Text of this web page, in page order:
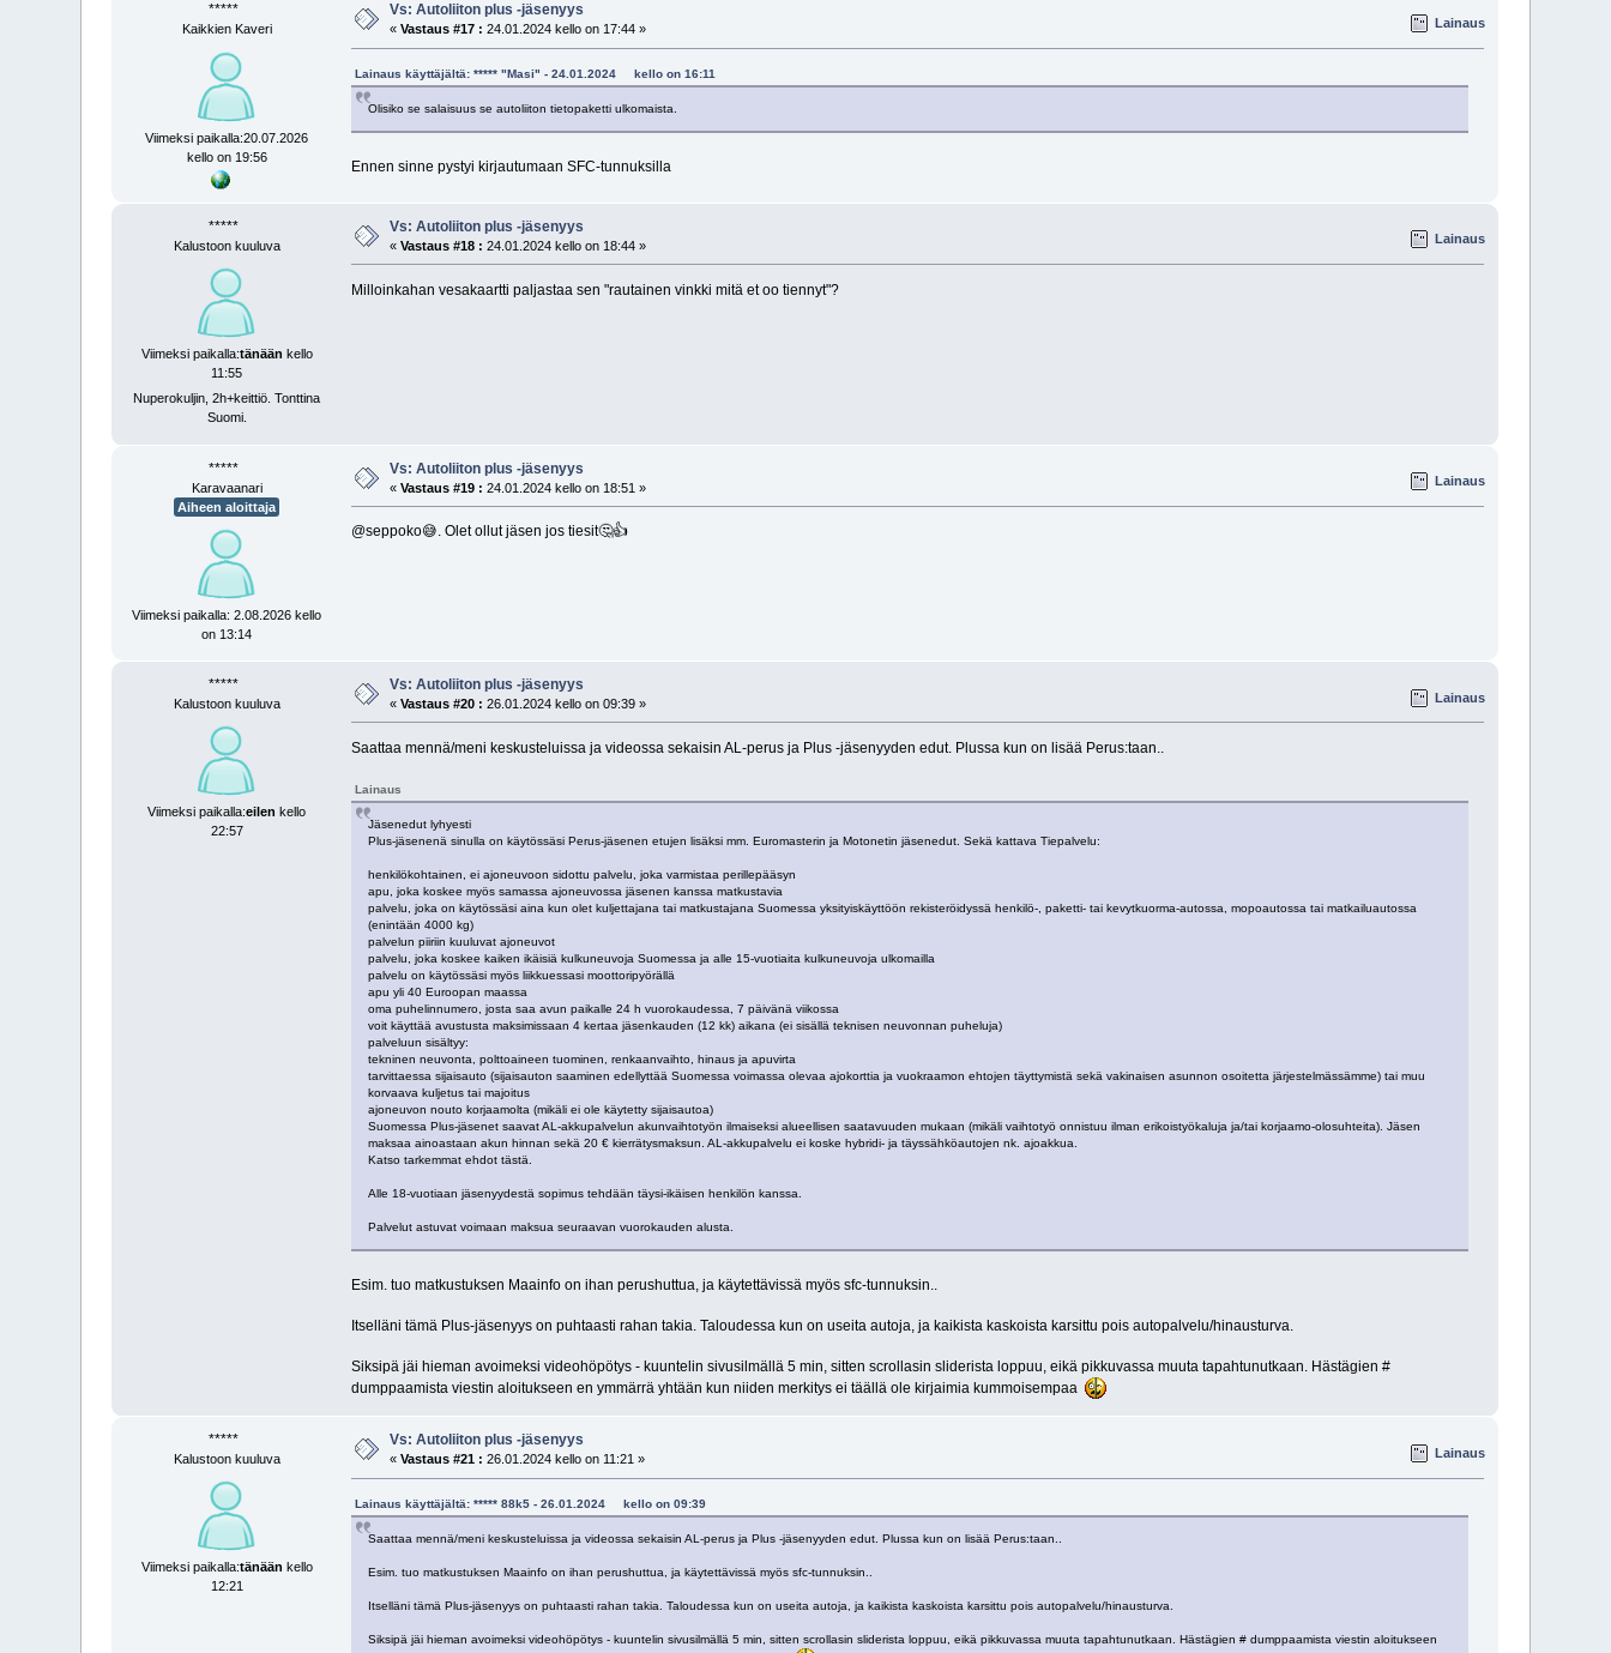
*****
Kaikkien Kaveri
Viimeksi paikalla:20.07.2026
kello on 19:56
Vs: Autoliiton plus -jäsenyys
«Vastaus #17 : 24.01.2024 kello on 17:44 » Lainaus
Lainaus käyttäjältä: ***** "Masi" - 24.01.2024 kello on 16:11
Olisiko se salaisuus se autoliiton tietopaketti ulkomaista.
Ennen sinne pystyi kirjautumaan SFC-tunnuksilla
*****
Kalustoon kuuluva
Viimeksi paikalla:tänään kello
11:55
Nuperokuljin, 2h+keittiö. Tonttina
Suomi.
Vs: Autoliiton plus -jäsenyys
«Vastaus #18 : 24.01.2024 kello on 18:44 » Lainaus
Milloinkahan vesakaartti paljastaa sen "rautainen vinkki mitä et oo tiennyt"?
*****
Karavaanari
Aiheen aloittaja
Viimeksi paikalla: 2.08.2026 kello
on 13:14
Vs: Autoliiton plus -jäsenyys
«Vastaus #19 : 24.01.2024 kello on 18:51 » Lainaus
@seppoko😅. Olet ollut jäsen jos tiesit🤔👍
*****
Kalustoon kuuluva
Viimeksi paikalla:eilen kello
22:57
Vs: Autoliiton plus -jäsenyys
«Vastaus #20 : 26.01.2024 kello on 09:39 » Lainaus
Saattaa mennä/meni keskusteluissa ja videossa sekaisin AL-perus ja Plus -jäsenyyden edut. Plussa kun on lisää Perus:taan..
Lainaus
Jäsenedut lyhyesti
Plus-jäsenenä sinulla on käytössäsi Perus-jäsenen etujen lisäksi mm. Euromasterin ja Motonetin jäsenedut. Sekä kattava Tiepalvelu:
henkilökohtainen, ei ajoneuvoon sidottu palvelu, joka varmistaa perillepääsyn
apu, joka koskee myös samassa ajoneuvossa jäsenen kanssa matkustavia
palvelu, joka on käytössäsi aina kun olet kuljettajana tai matkustajana Suomessa yksityiskäyttöön rekisteröidyssä henkilö-, paketti- tai kevytkuorma-autossa, mopoautossa tai matkailuautossa
(enintään 4000 kg)
palvelun piiriin kuuluvat ajoneuvot
palvelu, joka koskee kaiken ikäisiä kulkuneuvoja Suomessa ja alle 15-vuotiaita kulkuneuvoja ulkomailla
palvelu on käytössäsi myös liikkuessasi moottoripyörällä
apu yli 40 Euroopan maassa
oma puhelinnumero, josta saa avun paikalle 24 h vuorokaudessa, 7 päivänä viikossa
voit käyttää avustusta maksimissaan 4 kertaa jäsenkauden (12 kk) aikana (ei sisällä teknisen neuvonnan puheluja)
palveluun sisältyy:
tekninen neuvonta, polttoaineen tuominen, renkaanvaihto, hinaus ja apuvirta
tarvittaessa sijaisauto (sijaisauton saaminen edellyttää Suomessa voimassa olevaa ajokorttia ja vuokraamon ehtojen täyttymistä sekä vakinaisen asunnon osoitetta järjestelmässämme) tai muu
korvaava kuljetus tai majoitus
ajoneuvon nouto korjaamolta (mikäli ei ole käytetty sijaisautoa)
Suomessa Plus-jäsenet saavat AL-akkupalvelun akunvaihtotyön ilmaiseksi alueellisen saatavuuden mukaan (mikäli vaihtotyö onnistuu ilman erikoistyökaluja ja/tai korjaamo-olosuhteita). Jäsen
maksaa ainoastaan akun hinnan sekä 20 € kierrätysmaksun. AL-akkupalvelu ei koske hybridi- ja täyssähköautojen nk. ajoakkua.
Katso tarkemmat ehdot tästä.
Alle 18-vuotiaan jäsenyydestä sopimus tehdään täysi-ikäisen henkilön kanssa.
Palvelut astuvat voimaan maksua seuraavan vuorokauden alusta.
Esim. tuo matkustuksen Maainfo on ihan perushuttua, ja käytettävissä myös sfc-tunnuksin..
Itselläni tämä Plus-jäsenyys on puhtaasti rahan takia. Taloudessa kun on useita autoja, ja kaikista kaskoista karsittu pois autopalvelu/hinausturva.
Siksipä jäi hieman avoimeksi videohöpötys - kuuntelin sivusilmällä 5 min, sitten scrollasin sliderista loppuu, eikä pikkuvassa muuta tapahtunutkaan. Hästägien #
dumppaamista viestin aloitukseen en ymmärrä yhtään kun niiden merkitys ei täällä ole kirjaimia kummoisempaa
*****
Kalustoon kuuluva
Viimeksi paikalla:tänään kello
12:21
Vs: Autoliiton plus -jäsenyys
«Vastaus #21 : 26.01.2024 kello on 11:21 » Lainaus
Lainaus käyttäjältä: ***** 88k5 - 26.01.2024 kello on 09:39
Saattaa mennä/meni keskusteluissa ja videossa sekaisin AL-perus ja Plus -jäsenyyden edut. Plussa kun on lisää Perus:taan..
Esim. tuo matkustuksen Maainfo on ihan perushuttua, ja käytettävissä myös sfc-tunnuksin..
Itselläni tämä Plus-jäsenyys on puhtaasti rahan takia. Taloudessa kun on useita autoja, ja kaikista kaskoista karsittu pois autopalvelu/hinausturva.
Siksipä jäi hieman avoimeksi videohöpötys - kuuntelin sivusilmällä 5 min, sitten scrollasin sliderista loppuu, eikä pikkuvassa muuta tapahtunutkaan. Hästägien # dumppaamista viestin aloitukseen